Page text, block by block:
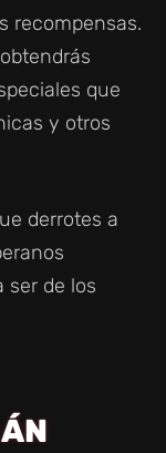
recompensas.
que
y otros
derrotes a
ser de los